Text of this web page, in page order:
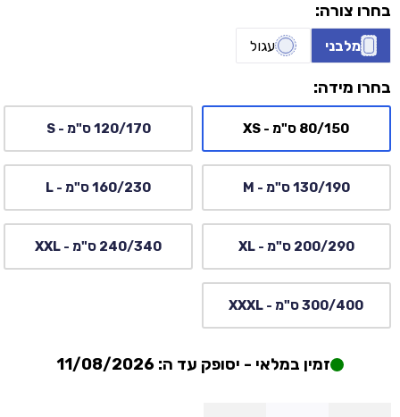
בחרו צורה:
מלבני עגול
בחרו מידה:
80/150 ס"מ - XS 120/170 ס"מ - S
130/190 ס"מ - M 160/230 ס"מ - L
200/290 ס"מ - XL 240/340 ס"מ - XXL
300/400 ס"מ - XXXL
זמין במלאי - יסופק עד ה: 11/08/2026